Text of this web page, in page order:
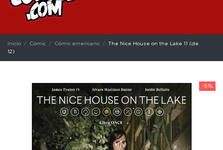
Inicio Cómic Cómic americano
The Nice House on the Lake 11 (de
12)
-5%